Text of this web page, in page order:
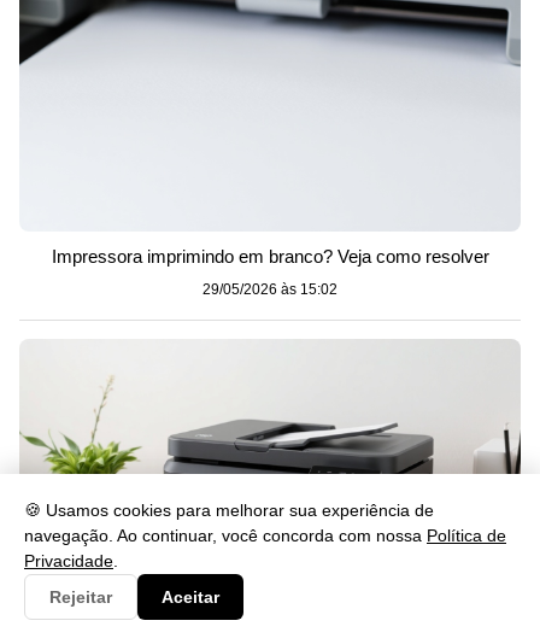
🍪 Usamos cookies para melhorar sua experiência de
navegação. Ao continuar, você concorda com nossa Política de
Privacidade
Rejeitar
Aceitar
Impressora imprimindo em branco? Veja como resolver
29/05/2026 às 15:02